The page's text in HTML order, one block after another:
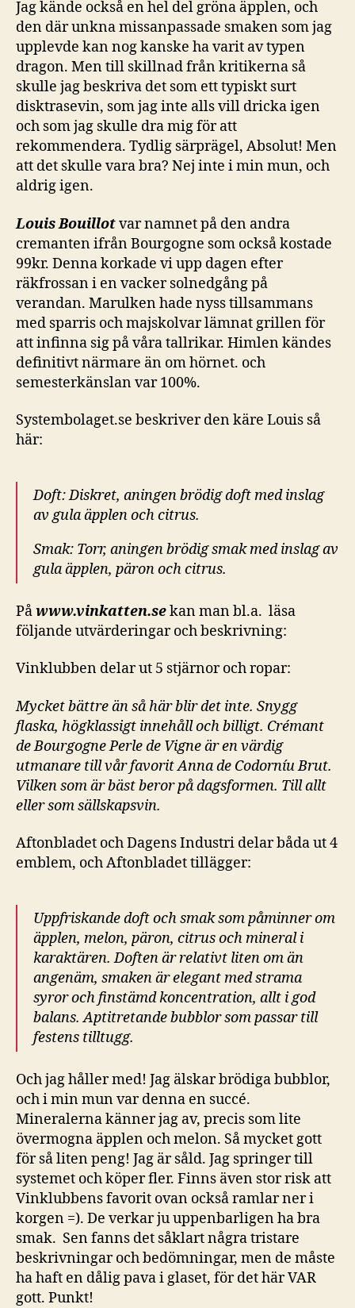
Jag kände också en hel del gröna äpplen, och
den där unkna missanpassade smaken som jag
upplevde kan nog kanske ha varit av typen
dragon. Men till skillnad från kritikerna så
skulle jag beskriva det som ett typiskt surt
disktrasevin, som jag inte alls vill dricka igen
och som jag skulle dra mig för att
rekommendera. Tydlig särprägel, Absolut! Men
att det skulle vara bra? Nej inte i min mun, och
aldrig igen.
Louis Bouillotvar namnet på den andra
cremanten ifrån Bourgogne som också kostade
99kr. Denna korkade vi upp dagen efter
räkfrossan i en vacker solnedgång på
verandan. Marulken hade nyss tillsammans
med sparris och majskolvar lämnat grillen för
att infinna sig på våra tallrikar. Himlen kändes
definitivt närmare än om hörnet. och
semesterkänslan var 100%.
Systembolaget.se beskriver den käre Louis så
här:
Doft: Diskret, aningen brödig doft med inslag
av gula äpplen och citrus.
Smak: Torr, aningen brödig smak med inslag av
gula äpplen, päron och citrus.
Påwww.vinkatten.sekan man bl.a. läsa
följande utvärderingar och beskrivning:
Vinklubben delar ut 5 stjärnor och ropar:
Mycket bättre än så här blir det inte. Snygg
flaska, högklassigt innehåll och billigt. Crémant
de Bourgogne Perle de Vigne är en värdig
utmanare till vår favorit Anna de Codorníu Brut.
Vilken som är bäst beror på dagsformen. Till allt
eller som sällskapsvin.
Aftonbladet och Dagens Industri delar båda ut 4
emblem, och Aftonbladet tillägger:
Uppfriskande doft och smak som påminner om
äpplen, melon, päron, citrus och mineral i
karaktären. Doften är relativt liten om än
angenäm, smaken är elegant med strama
syror och finstämd koncentration, allt i god
balans. Aptitretande bubblor som passar till
festens tilltugg.
Och jag håller med! Jag älskar brödiga bubblor,
och i min mun var denna en succé.
Mineralerna känner jag av, precis som lite
övermogna äpplen och melon. Så mycket gott
för så liten peng! Jag är såld. Jag springer till
systemet och köper fler. Finns även stor risk att
Vinklubbens favorit ovan också ramlar ner i
korgen =). De verkar ju uppenbarligen ha bra
smak. Sen fanns det såklart några tristare
beskrivningar och bedömningar, men de måste
ha haft en dålig pava i glaset, för det här VAR
gott. Punkt!